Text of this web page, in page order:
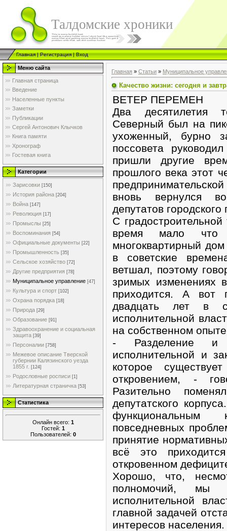
Талдомские хроники
Главная|Регистрация|Вход
Меню сайта
Главная страница
Введение
Населенные пункты
Заметки
Публикации
Сергей Антонович Клычков
Книга памяти
Хронограф
Гостевая книга
Категории
Зарисовки [150]
История района [204]
Война [147]
Революция [17]
Промыслы [25]
Воспоминания [54]
Официальные документы [22]
Промышленность [35]
Сельское хозяйство [72]
Другие предприятия [78]
Муниципальное управление [47]
Культура и спорт [102]
Охрана порядка [18]
Природа [29]
Образование [91]
Здравоохранение и социальная
защита [39]
Персоналии [758]
Межевое описание Тверской
губернии Калязинского уезда
1855 г. [124]
Родословные росписи [1]
Литературная страничка [53]
Статистика
Онлайн всего: 1
Гостей: 1
Пользователей: 0
Главная » Статьи » Муниципальное
Качество жизни: сегодня и
ВЕТЕР ПЕРЕМЕН
Два десятилетия
Северный был на
ухоженный, бурно
поссовета
пришли другие
прошлого века этот
вновь вернулся
депутатов городского
С
время мало что
многоквартирный
в советские
ветшал, поэтому
зримых изменениях
приходится. А вот
двадцать лет в
исполнительной
на собственном
- Разделение и
исполнительной и
которое
откровением, -
Разительно
депутатского
повседневных
принятие
всё это
откровенном
Хорошо, что,
полномочий,
исполнительной
главной задачей
интересов населения.